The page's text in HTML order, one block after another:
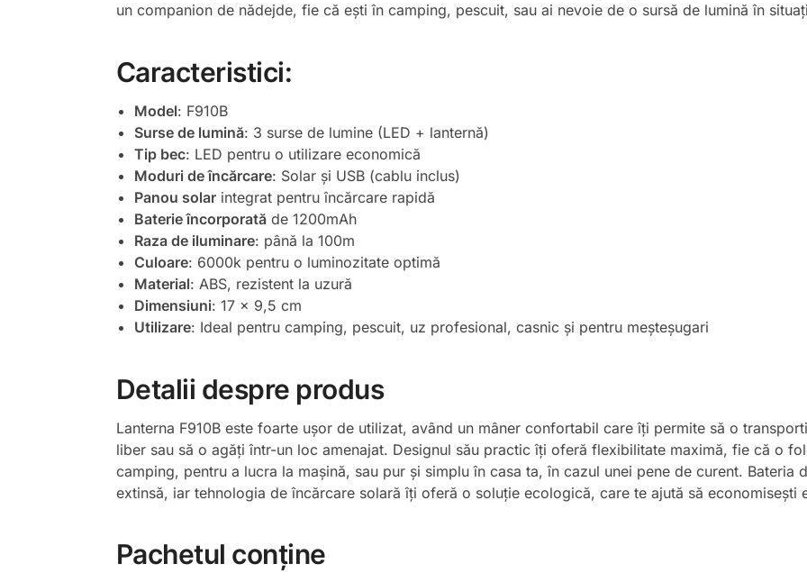
un companion de nădejde, fie că ești în camping, pescuit, sau ai nevoie de o sursă de lumină în
Caracteristici:
Model: F910B
Surse de lumină: 3 surse de lumine (LED + lanternă)
Tip bec: LED pentru o utilizare economică
Moduri de încărcare: Solar și USB (cablu inclus)
Panou solarintegrat pentru încărcare rapidă
Baterie încorporatăde 1200mAh
Raza de iluminare: până la 100m
Culoare: 6000k pentru o luminozitate optimă
Material: ABS, rezistent la uzură
Dimensiuni: 17 x 9,5 cm
Utilizare: Ideal pentru camping, pescuit, uz profesional, casnic și pentru meșteșugari
Detalii despre produs
Lanterna F910B este foarte ușor de utilizat, având un mâner confortabil care îți permite să o
liber sau să o agăți într-un loc amenajat. Designul său practic îți oferă flexibilitate maximă, fie că o
camping, pentru a lucra la mașină, sau pur și simplu în casa ta, în cazul unei pene de curent. Bateria
extinsă, iar tehnologia de încărcare solară îți oferă o soluție ecologică, care te ajută să economisești
Pachetul conține